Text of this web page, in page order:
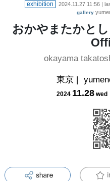
exhibition 2024.11.27 11:56|
gallery
おかやまたかと
okayama
東京 |
2024 11.28 wed